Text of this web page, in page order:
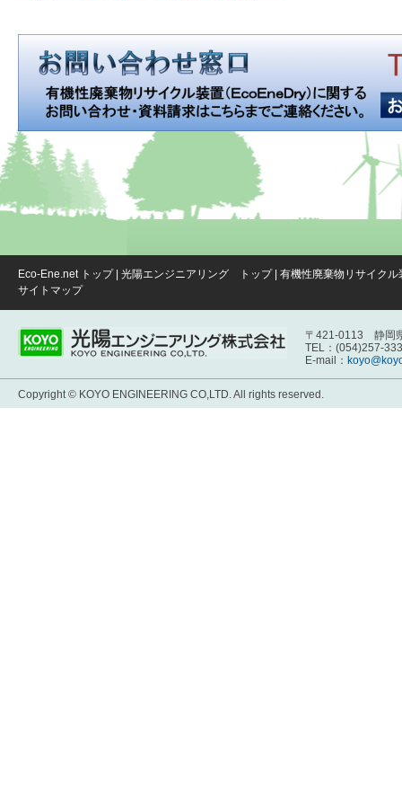
Eco-Ene.net トップ| 光陽エンジニアリング トップ| 有機性廃棄物リサイク
サイトマップ
〒421-0113 静岡
TEL：(054)257-
E-mail：
Copyright © KOYO ENGINEERING CO,LTD. All rights reserved.